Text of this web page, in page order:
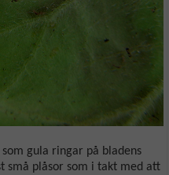
gula ringar på bladens
små plåsor som i takt med att